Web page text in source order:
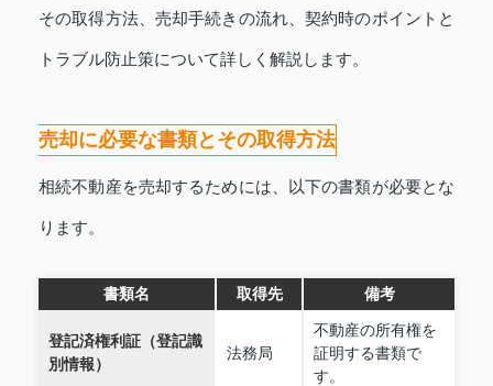
その取得方法、売却手続きの流れ、契約時のポイントと
トラブル防止策について詳しく解説します。
売却に必要な書類とその取得方法
相続不動産を売却するためには、以下の書類が必要とな
ります。
書類名 取得先 備考
登記済権利証（登記識
別情報）
法務局
不動産の所有権を
証明する書類で
す。